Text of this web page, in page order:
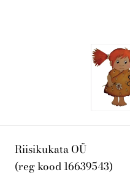
Avaleht
Riisikukata OÜ
(reg kood 16639543)